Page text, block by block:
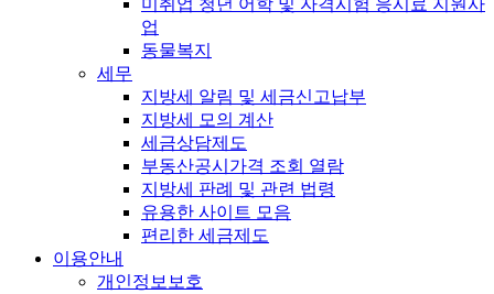
미취업 청년 어학 및 자격시험 응시료 지원사
업
동물복지
세무
지방세 알림 및 세금신고납부
지방세 모의 계산
세금상담제도
부동산공시가격 조회 열람
지방세 판례 및 관련 법령
유용한 사이트 모음
편리한 세금제도
이용안내
개인정보보호